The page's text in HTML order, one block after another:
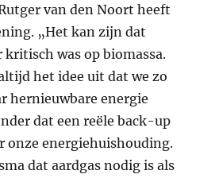
van den Noort heeft
„Het kan zijn dat
kritisch was op biomassa.
het idee uit dat we zo
hernieuwbare energie
dat een reële back-up
onze energiehuishouding.
dat aardgas nodig is als